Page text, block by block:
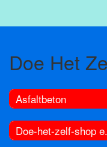
Doe Het
Asfaltbeton
Doe-het-zelf-shop